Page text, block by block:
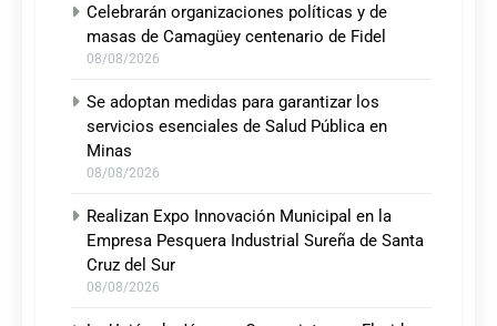
Celebrarán organizaciones políticas y de
masas de Camagüey centenario de Fidel
08/08/2026
Se adoptan medidas para garantizar los
servicios esenciales de Salud Pública en
Minas
08/08/2026
Realizan Expo Innovación Municipal en la
Empresa Pesquera Industrial Sureña de Santa
Cruz del Sur
08/08/2026